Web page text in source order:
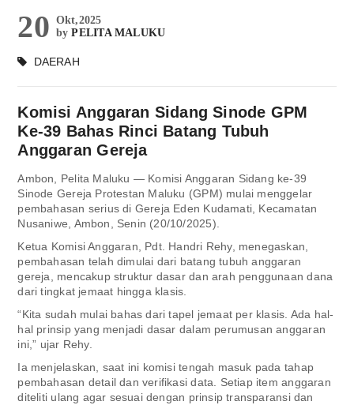
20 Okt,2025
byPELITA MALUKU
DAERAH
Komisi Anggaran Sidang Sinode GPM
Ke-39 Bahas Rinci Batang Tubuh
Anggaran Gereja
Ambon, Pelita Maluku — Komisi Anggaran Sidang ke-39
Sinode Gereja Protestan Maluku (GPM) mulai menggelar
pembahasan serius di Gereja Eden Kudamati, Kecamatan
Nusaniwe, Ambon, Senin (20/10/2025).
Ketua Komisi Anggaran, Pdt. Handri Rehy, menegaskan,
pembahasan telah dimulai dari batang tubuh anggaran
gereja, mencakup struktur dasar dan arah penggunaan dana
dari tingkat jemaat hingga klasis.
“Kita sudah mulai bahas dari tapel jemaat per klasis. Ada hal-
hal prinsip yang menjadi dasar dalam perumusan anggaran
ini,” ujar Rehy.
Ia menjelaskan, saat ini komisi tengah masuk pada tahap
pembahasan detail dan verifikasi data. Setiap item anggaran
diteliti ulang agar sesuai dengan prinsip transparansi dan